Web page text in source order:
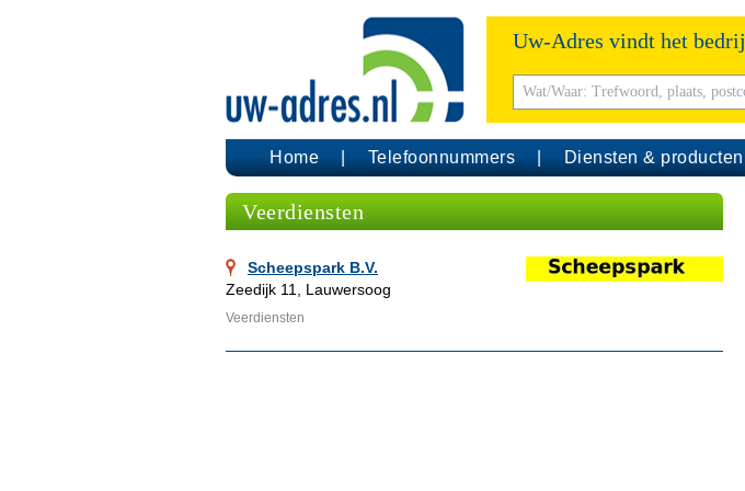
Uw-Adres vindt het
Home Telefoonnummers Diensten & producten
Veerdiensten
Scheepspark B.V.
Zeedijk 11, Lauwersoog
Veerdiensten